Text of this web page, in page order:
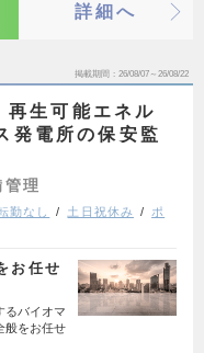
詳細へ
掲載期間 26/08/07～26/08/22
再生可能エネル
発電所の保安監
理
勤なし 土日祝休み
ポ
お任せ
るバイオマ
般をお任せ